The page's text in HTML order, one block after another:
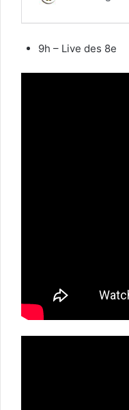
9h – Live des 8e